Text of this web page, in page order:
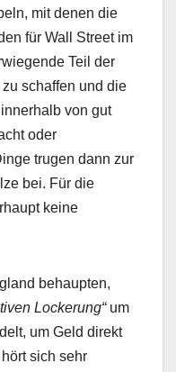
mit denen die
für Wall Street im
Teil der
schaffen und die
von gut
oder
trugen dann zur
bei. Für die
keine
behaupten,
Lockerung“um
um Geld direkt
sich sehr